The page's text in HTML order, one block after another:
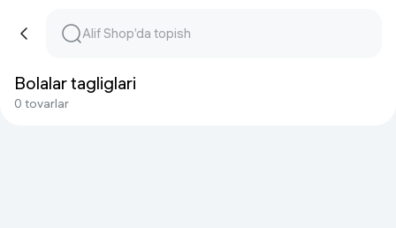
Bolalar tagliglari
0 tovarlar